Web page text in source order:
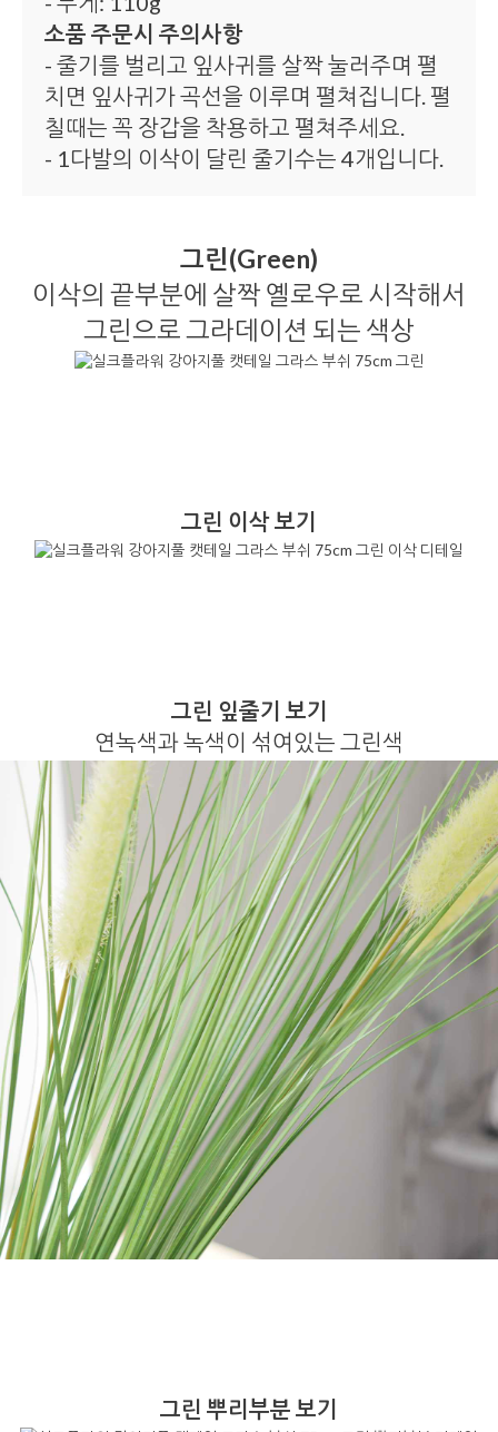
소품 주문시 주의사항
- 줄기를 벌리고 잎사귀를 살짝 눌러주며 펼
치면 잎사귀가 곡선을 이루며 펼쳐집니다. 펼
칠때는 꼭 장갑을 착용하고 펼쳐주세요.
- 1다발의 이삭이 달린 줄기수는 4개입니다.
그린(Green)
이삭의 끝부분에 살짝 옐로우로 시작해서
그린으로 그라데이션 되는 색상
그린 이삭 보기
그린 잎줄기 보기
연녹색과 녹색이 섞여있는 그린색
그린 뿌리부분 보기